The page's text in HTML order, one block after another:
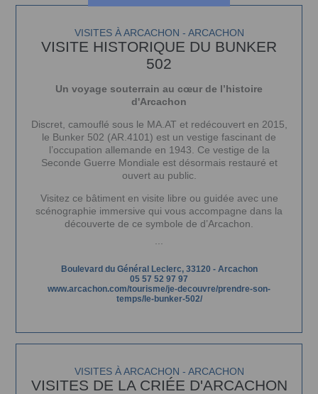
VISITES À ARCACHON - ARCACHON
VISITE HISTORIQUE DU BUNKER
502
Un voyage souterrain au cœur de l’histoire
d'Arcachon
Discret, camouflé sous le MA.AT et redécouvert en 2015,
le Bunker 502 (AR.4101) est un vestige fascinant de
l’occupation allemande en 1943. Ce vestige de la
Seconde Guerre Mondiale est désormais restauré et
ouvert au public.
Visitez ce bâtiment en visite libre ou guidée avec une
scénographie immersive qui vous accompagne dans la
découverte de ce symbole de d’Arcachon.
Boulevard du Général Leclerc, 33120 - Arcachon
05 57 52 97 97
www.arcachon.com/tourisme/je-decouvre/prendre-son-
temps/le-bunker-502/
VISITES À ARCACHON - ARCACHON
VISITES DE LA CRIÉE D'ARCACHON